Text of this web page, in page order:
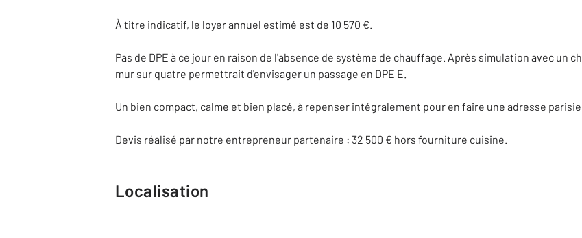
À titre indicatif, le loyer annuel estimé est de 10 570 €.
Pas de DPE à ce jour en raison de l'absence de système de chauffage. Après simulation avec un
mur sur quatre permettrait d'envisager un passage en DPE E.
Un bien compact, calme et bien placé, à repenser intégralement pour en faire une adresse
Devis réalisé par notre entrepreneur partenaire : 32 500 € hors fourniture cuisine.
Localisation